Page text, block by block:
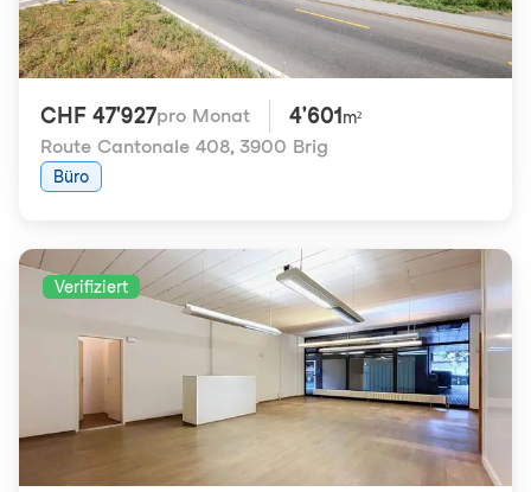
CHF 47'927pro Monat 4'601 m²
Route Cantonale 408, 3900 Brig
Büro
Verifiziert